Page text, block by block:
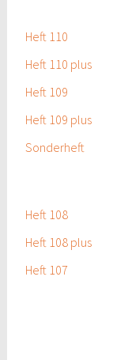
Heft 110
Heft 110 plus
Heft 109
Heft 109 plus
Sonderheft
Heft 108
Heft 108 plus
Heft 107